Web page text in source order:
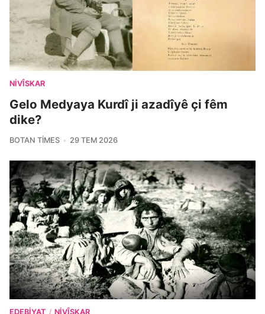
NIVÎSKAR
Gelo Medyaya Kurdî ji azadîyê çi fêm
dike?
BOTAN TIMES 29 TEM 2026
EDEBIYAT / NIVÎSKAR